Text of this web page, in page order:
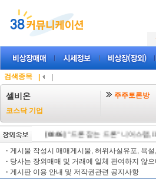
검색종목
셀비온
코스닥 기업
주주토론방
[08/06]"드론 잡는 드론" 니어스랩,
· 게시물 작성시 매매게시물, 허위사실유포, 욕
· 당사는 장외매매 및 거래에 일체 관여하지 않
· 게시판 이용 안내 및 저작권관련 공지사항